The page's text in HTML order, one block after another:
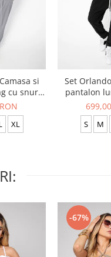
si
cu snur
XL
Set
pantalon
S M
-67%